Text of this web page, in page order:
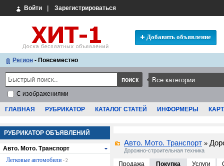
Войти Зарегистрироваться
Добавить объявление
Регион - Повсеместно
С изображениями
ГЛАВНАЯ РУБРИКАТОР КАТАЛОГ СТАТЕЙ ИНФОРМЕРЫ
Авто. Мото. Транспорт »
Дорожно-строительная техника
Продажа Покупка Услуги
РУБРИКАТОР ОБЪЯВЛЕНИЙ
Авто. Мото. Транспорт
Легковые автомобили - 2